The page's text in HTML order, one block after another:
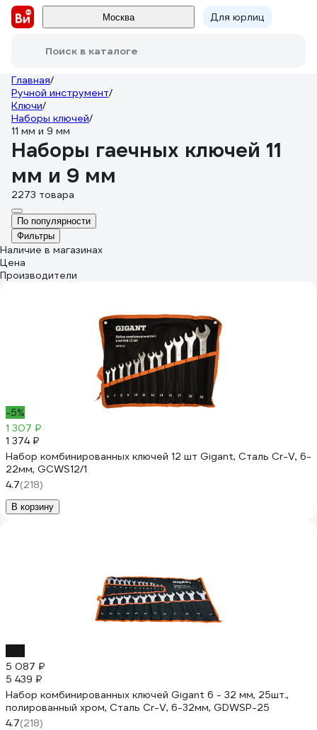
Москва Для юрлиц
Поиск в каталоге
Главная/
Ручной инструмент/
Ключи/
Наборы ключей/
11 мм и 9 мм
Наборы гаечных ключей 11
мм и 9 мм
2273 товара
По популярности
Фильтры
Наличие в магазинах
Цена
Производители
-5%
1 307 ₽
1 374 ₽
Набор комбинированных ключей 12 шт Gigant, Сталь Cr-V, 6-
22мм, GCWS12/1
4.7(218)
В корзину
5 087 ₽
5 439 ₽
Набор комбинированных ключей Gigant 6 - 32 мм, 25шт.,
полированный хром, Сталь Cr-V, 6-32мм, GDWSP-25
4.7(218)